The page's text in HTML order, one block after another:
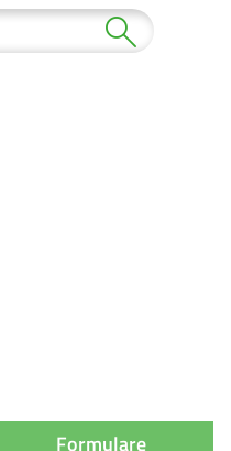
Formulare